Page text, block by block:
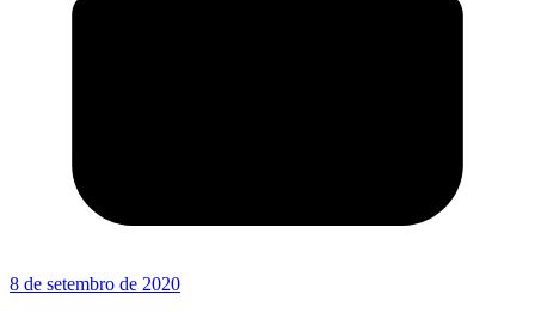
8 de setembro de 2020